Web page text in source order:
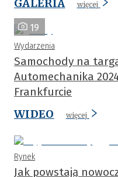
GALERIA
więcej
19
Wydarzenia
Samochody na
Automechanika
Frankfurcie
WIDEO
więcej
Rynek
Jak powstają